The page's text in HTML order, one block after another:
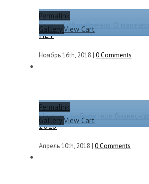
Permalink
GalleryView Cart
Евгений Михайленко. О
НЕТ
Ноябрь 16th, 2018 | 0 Comments
Permalink
GalleryView Cart
Названы победители бизнес-
2018
Апрель 10th, 2018 | 0 Comments